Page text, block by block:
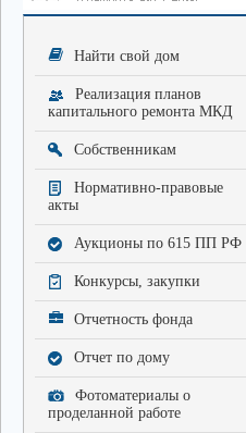
Найти свой дом
Реализация планов
капитального ремонта МКД
Собственникам
Нормативно-правовые
акты
Аукционы по 615 ПП РФ
Конкурсы, закупки
Отчетность фонда
Отчет по дому
Фотоматериалы о
проделанной работе